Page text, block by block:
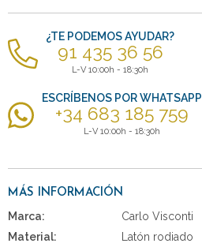
¿TE PODEMOS AYUDAR?
91 435 36 56
L-V 10:00h - 18:30h
ESCRÍBENOS POR WHATSAPP
+34 683 185 759
L-V 10:00h - 18:30h
MÁS INFORMACIÓN
Marca:
Carlo Visconti
Material:
Latón rodiado